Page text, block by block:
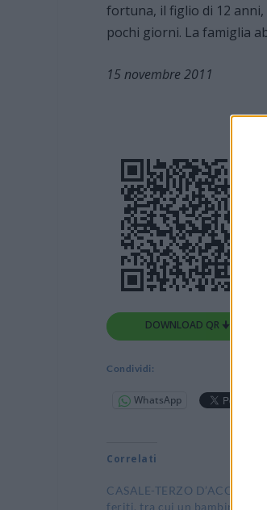
fortuna, il figlio di 12 anni,
pochi giorni. La famiglia
15 novembre 2011
DOWNLOAD QR 🠋
Condividi:
WhatsApp
Correlati
CASALE-TERZO D’ACQUI:
feriti, tra cui un bambino, in